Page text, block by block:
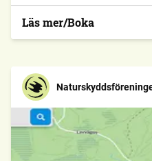
Läs mer/Boka